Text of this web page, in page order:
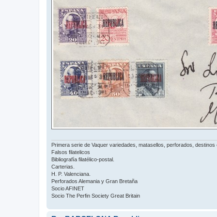
Primera serie de Vaquer variedades, matasellos, perforados, destinos
Falsos filatelicos
Bibliografía filatélico-postal.
Carterias.
H. P. Valenciana.
Perforados Alemania y Gran Bretaña
Socio AFINET
Socio The Perfin Society Great Britain